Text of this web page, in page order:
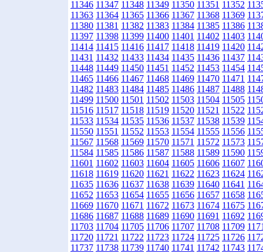
11346 11347 11348 11349 11350 11351 11352
11363 11364 11365 11366 11367 11368 11369
11380 11381 11382 11383 11384 11385 11386
11397 11398 11399 11400 11401 11402 11403
11414 11415 11416 11417 11418 11419 11420
11431 11432 11433 11434 11435 11436 11437
11448 11449 11450 11451 11452 11453 11454
11465 11466 11467 11468 11469 11470 11471
11482 11483 11484 11485 11486 11487 11488
11499 11500 11501 11502 11503 11504 11505
11516 11517 11518 11519 11520 11521 11522
11533 11534 11535 11536 11537 11538 11539
11550 11551 11552 11553 11554 11555 11556
11567 11568 11569 11570 11571 11572 11573
11584 11585 11586 11587 11588 11589 11590
11601 11602 11603 11604 11605 11606 11607
11618 11619 11620 11621 11622 11623 11624
11635 11636 11637 11638 11639 11640 11641
11652 11653 11654 11655 11656 11657 11658
11669 11670 11671 11672 11673 11674 11675
11686 11687 11688 11689 11690 11691 11692
11703 11704 11705 11706 11707 11708 11709
11720 11721 11722 11723 11724 11725 11726
11737 11738 11739 11740 11741 11742 11743